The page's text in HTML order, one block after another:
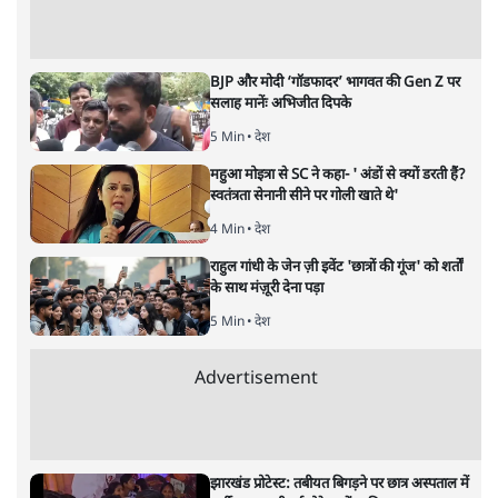
बर्लिन से ज़्यादा ऊँची नफ़रत की दीवारों
पर ख़ामोश हैं मोदीजी?
विचार श्रवण गर्ग| 29 MAR, 2025
श्रवण गर्ग
इसको लेकर पीएम मोदी चुप क्यों हैं? जानिए पूरी रिपोर्ट।